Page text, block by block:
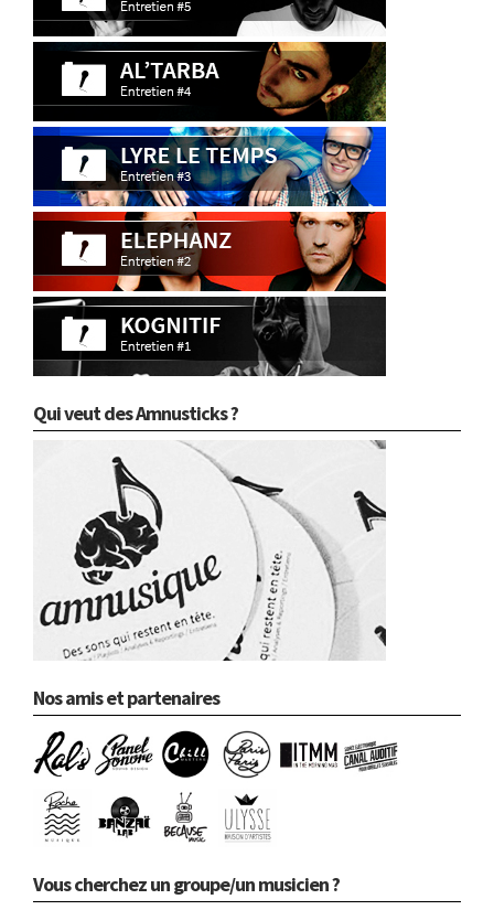
Qui veut des Amnusticks ?
Nos amis et partenaires
Vous cherchez un groupe/un musicien ?